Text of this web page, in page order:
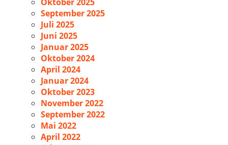
September 2025
Juli 2025
Juni 2025
Januar 2025
Oktober 2024
April 2024
Januar 2024
Oktober 2023
November 2022
September 2022
Mai 2022
April 2022